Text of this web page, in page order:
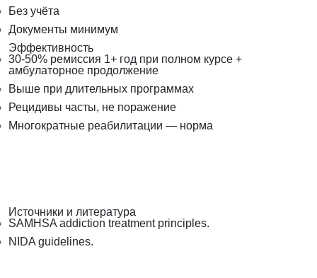
Без учёта
Документы минимум
Эффективность
30-50% ремиссия 1+ год при полном курсе +
амбулаторное продолжение
Выше при длительных программах
Рецидивы часты, не поражение
Многократные реабилитации — норма
Источники и литература
SAMHSA addiction treatment principles.
NIDA guidelines.